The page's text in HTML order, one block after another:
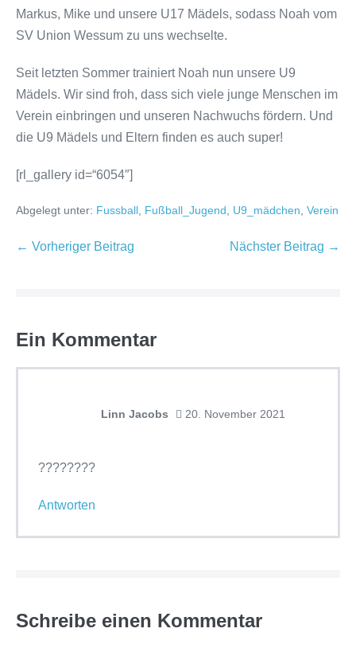
Markus, Mike und unsere U17 Mädels, sodass Noah vom
SV Union Wessum zu uns wechselte.
Seit letzten Sommer trainiert Noah nun unsere U9
Mädels. Wir sind froh, dass sich viele junge Menschen im
Verein einbringen und unseren Nachwuchs fördern. Und
die U9 Mädels und Eltern finden es auch super!
[rl_gallery id=“6054″]
Abgelegt unter: Fussball Fußball_Jugend U9_mädchen Verein
← Vorheriger Beitrag Nächster Beitrag →
Ein Kommentar
Linn Jacobs 20. November 2021
????????
Antworten
Schreibe einen Kommentar